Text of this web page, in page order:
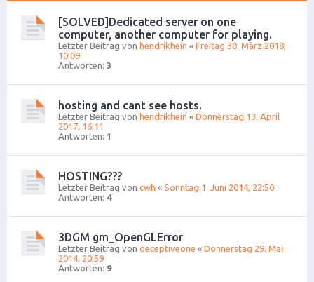
[SOLVED]Dedicated server on one
computer, another computer for playing.
Letzter Beitrag von hendrikhein « Freitag 30. März 2018,
10:09
Antworten: 3
hosting and cant see hosts.
Letzter Beitrag von hendrikhein « Donnerstag 13. April
2017, 16:11
Antworten: 1
HOSTING???
Letzter Beitrag von cwh « Sonntag 1. Juni 2014, 22:50
Antworten: 4
3DGM gm_OpenGLError
Letzter Beitrag von deceptiveone « Donnerstag 29. Mai
2014, 20:59
Antworten: 9